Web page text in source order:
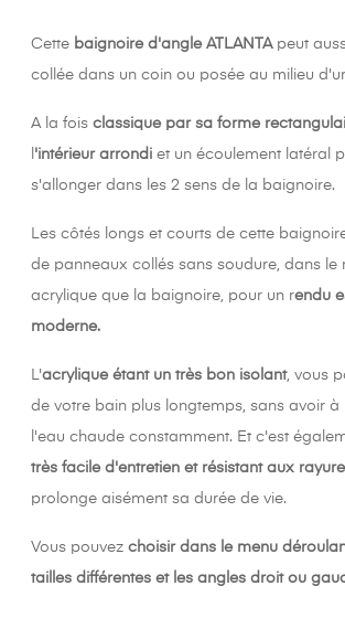
Cette baignoire d'angle ATLANTA peut
collée dans un coin ou posée au milieu
A la fois classique par sa forme
'intérieur arrondi et un écoulement latéral
s'allonger dans les 2 sens de la baignoire.
Les côtés longs et courts de cette
de panneaux collés sans soudure, dans le
acrylique que la baignoire, pour un rendu
moderne.
L'acrylique étant un très bon isolant, vous
de votre bain plus longtemps, sans avoir à
l'eau chaude constamment. Et c'est
très facile d'entretien et résistant aux
prolonge aisément sa durée de vie.
Vous pouvez choisir dans le menu
tailles différentes et les angles droit ou